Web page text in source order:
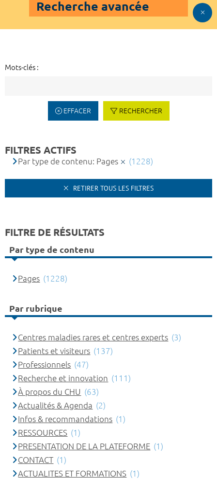
Recherche avancée
Mots-clés :
EFFACER RECHERCHER
FILTRES ACTIFS
Par type de contenu: Pages (1228)
RETIRER TOUS LES FILTRES
FILTRE DE RÉSULTATS
Par type de contenu
Pages (1228)
Par rubrique
Centres maladies rares et centres experts (3)
Patients et visiteurs (137)
Professionnels (47)
Recherche et innovation (111)
À propos du CHU (63)
Actualités & Agenda (2)
Infos & recommandations (1)
RESSOURCES (1)
PRESENTATION DE LA PLATEFORME (1)
CONTACT (1)
ACTUALITES ET FORMATIONS (1)